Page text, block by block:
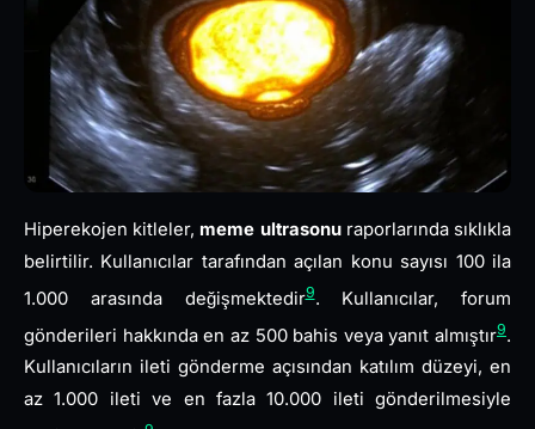
Hiperekojen kitleler, meme ultrasonuraporlarında sıklıkla
belirtilir. Kullanıcılar tarafından açılan konu sayısı 100 ila
1.000 arasında değişmektedir9. Kullanıcılar, forum
gönderileri hakkında en az 500 bahis veya yanıt almıştır9.
Kullanıcıların ileti gönderme açısından katılım düzeyi, en
az 1.000 ileti ve en fazla 10.000 ileti gönderilmesiyle